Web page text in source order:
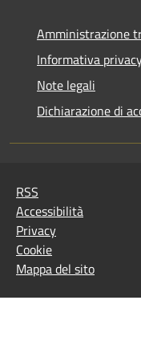
Amministrazione
Informativa
Note legali
Dichiarazione di
RSS
Accessibilità
Privacy
Cookie
Mappa del sito